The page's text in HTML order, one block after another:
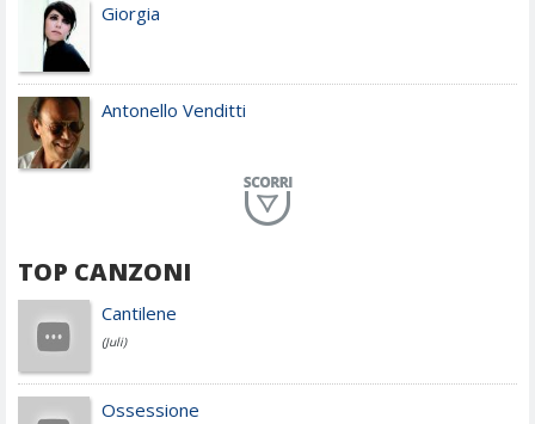
Giorgia
Antonello Venditti
Achille Lauro
Cesare Cremonini
TOP CANZONI
Cantilene
(Juli)
Ossessione